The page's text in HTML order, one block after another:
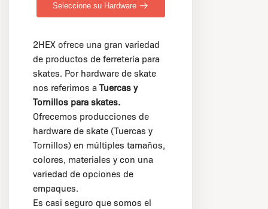
Seleccione su Hardware
2HEX ofrece una gran variedad
de productos de ferretería para
skates. Por hardware de skate
nos referimos a Tuercas y
Tornillos para skates.
Ofrecemos producciones de
hardware de skate (Tuercas y
Tornillos) en múltiples tamaños,
colores, materiales y con una
variedad de opciones de
empaques.
Es casi seguro que somos el